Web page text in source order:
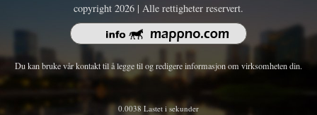
copyright 2026 | Alle rettigheter reservert.
Du kan bruke vår kontakt til å legge til og redigere informasjon om virksomheten din.
0.0038 Lastet i sekunder